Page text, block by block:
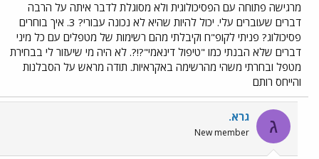
מרגישה פתוחה עם הפסיכולוגית ולא מסוגלת לדבר איתה על הרבה
דברים שעוברים עלי. יכול להיות שהיא לא נכונה עבורי? 3. איך בוחרים
פסיכולוג? פניתי לקופ"ח וקיבלתי מהם רשימות של מטפלים עם כל מיני
דברים שלא הבנתי כמו "טיפול דינאמי"?!?. לא היה מי שיעזור לי בבחירת
מטפל ובחרתי משהי מהרשימה באקראיות. תודה מראש על הסבלנות
והייחס רותם
ג גרא.
New member